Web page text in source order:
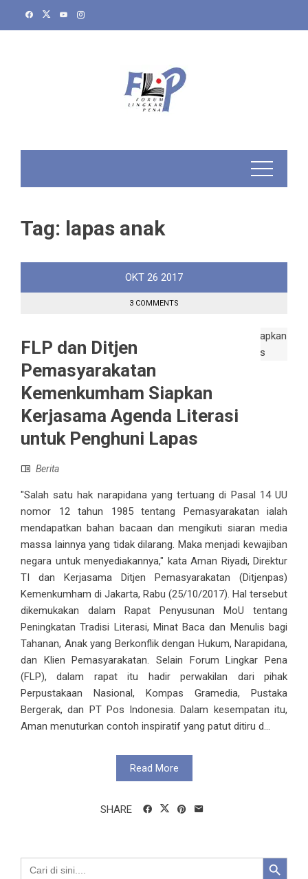
Tag: lapas anak
OKT 26 2017
3 COMMENTS
FLP dan Ditjen
Pemasyarakatan
Kemenkumham Siapkan
Kerjasama Agenda Literasi
untuk Penghuni Lapas
Berita
"Salah satu hak narapidana yang tertuang di Pasal 14 UU
nomor 12 tahun 1985 tentang Pemasyarakatan ialah
mendapatkan bahan bacaan dan mengikuti siaran media
massa lainnya yang tidak dilarang. Maka menjadi kewajiban
negara untuk menyediakannya," kata Aman Riyadi, Direktur
TI dan Kerjasama Ditjen Pemasyarakatan (Ditjenpas)
Kemenkumham di Jakarta, Rabu (25/10/2017). Hal tersebut
dikemukakan dalam Rapat Penyusunan MoU tentang
Peningkatan Tradisi Literasi, Minat Baca dan Menulis bagi
Tahanan, Anak yang Berkonflik dengan Hukum, Narapidana,
dan Klien Pemasyarakatan. Selain Forum Lingkar Pena
(FLP), dalam rapat itu hadir perwakilan dari pihak
Perpustakaan Nasional, Kompas Gramedia, Pustaka
Bergerak, dan PT Pos Indonesia. Dalam kesempatan itu,
Aman menuturkan contoh inspiratif yang patut ditiru d...
Read More
SHARE
Search
for:
Search Button